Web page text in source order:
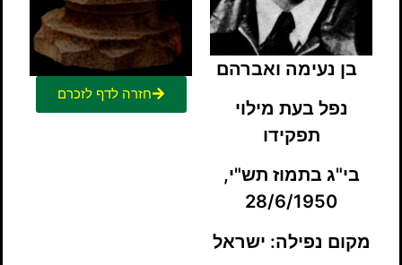
בן נעימה ואברהם
נפל בעת מילוי
תפקידו
בי"ג בתמוז תש"י,
28/6/1950
מקום נפילה: ישראל
חזרה לדף לזכרם